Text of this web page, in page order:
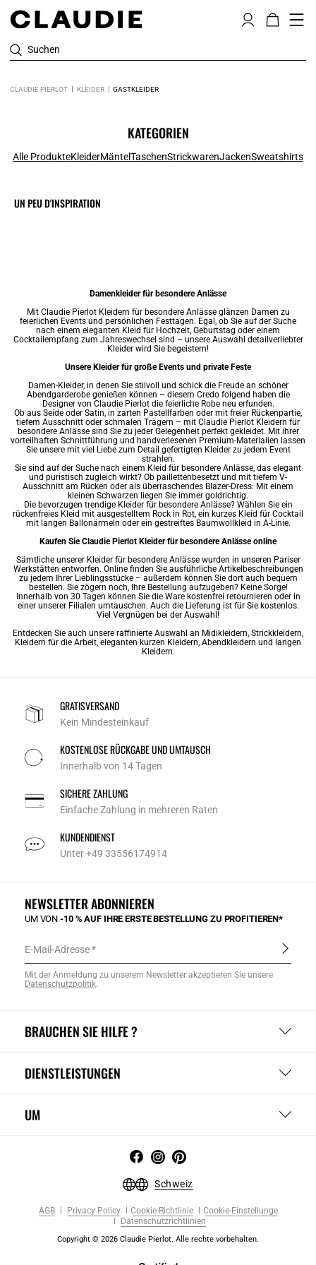
Suchen
CLAUDIE PIERLOT KLEIDER GASTKLEIDER
KATEGORIEN
Alle ProdukteKleiderMäntelTaschenStrickwarenJackenSweatshirts
UN PEU D'INSPIRATION
Damenkleider für besondere Anlässe
Mit Claudie Pierlot Kleidern für besondere Anlässe glänzen Damen zu
feierlichen Events und persönlichen Festtagen. Egal, ob Sie auf der Suche
nach einem eleganten Kleid für Hochzeit, Geburtstag oder einem
Cocktailempfang zum Jahreswechsel sind – unsere Auswahl detailverliebter
Kleider wird Sie begeistern!
Unsere Kleider für große Events und private Feste
Damen-Kleider, in denen Sie stilvoll und schick die Freude an schöner
Abendgarderobe genießen können – diesem Credo folgend haben die
Designer von Claudie Pierlot die feierliche Robe neu erfunden.
Ob aus Seide oder Satin, in zarten Pastellfarben oder mit freier Rückenpartie,
tiefem Ausschnitt oder schmalen Trägern – mit Claudie Pierlot Kleidern für
besondere Anlässe sind Sie zu jeder Gelegenheit perfekt gekleidet. Mit ihrer
vorteilhaften Schnittführung und handverlesenen Premium-Materialien lassen
Sie unsere mit viel Liebe zum Detail gefertigten Kleider zu jedem Event
strahlen.
Sie sind auf der Suche nach einem Kleid für besondere Anlässe, das elegant
und puristisch zugleich wirkt? Ob paillettenbesetzt und mit tiefem V-
Ausschnitt am Rücken oder als überraschendes Blazer-Dress: Mit einem
kleinen Schwarzen liegen Sie immer goldrichtig.
Die bevorzugen trendige Kleider für besondere Anlässe? Wählen Sie ein
rückenfreies Kleid mit ausgestelltem Rock in Rot, ein kurzes Kleid für Cocktail
mit langen Ballonärmeln oder ein gestreiftes Baumwollkleid in A-Linie.
Kaufen Sie Claudie Pierlot Kleider für besondere Anlässe online
Sämtliche unserer Kleider für besondere Anlässe wurden in unseren Pariser
Werkstätten entworfen. Online finden Sie ausführliche Artikelbeschreibungen
zu jedem Ihrer Lieblingsstücke – außerdem können Sie dort auch bequem
bestellen. Sie zögern noch, Ihre Bestellung aufzugeben? Keine Sorge!
Innerhalb von 30 Tagen können Sie die Ware kostenfrei retournieren oder in
einer unserer Filialen umtauschen. Auch die Lieferung ist für Sie kostenlos.
Viel Vergnügen bei der Auswahl!
Entdecken Sie auch unsere raffinierte Auswahl an Midikleidern, Strickkleidern,
Kleidern für die Arbeit, eleganten kurzen Kleidern, Abendkleidern und langen
Kleidern.
GRATISVERSAND
Kein Mindesteinkauf
KOSTENLOSE RÜCKGABE UND UMTAUSCH
Innerhalb von 14 Tagen
SICHERE ZAHLUNG
Einfache Zahlung in mehreren Raten
KUNDENDIENST
Unter +49 33556174914
BRAUCHEN SIE HILFE ?
DIENSTLEISTUNGEN
UM
NEWSLETTER ABONNIEREN
UM VON-10 % AUF IHRE ERSTE BESTELLUNG ZU PROFITIEREN*
E-Mail-Adresse
Mit der Anmeldung zu unserem Newsletter akzeptieren Sie unsere
Datenschutzpolitik.
Schweiz
AGB Privacy Policy Cookie-Richtlinie
Cookie-Einstellunge
Datenschutzrichtlinien
Copyright © 2026 Claudie Pierlot. Alle rechte vorbehalten.